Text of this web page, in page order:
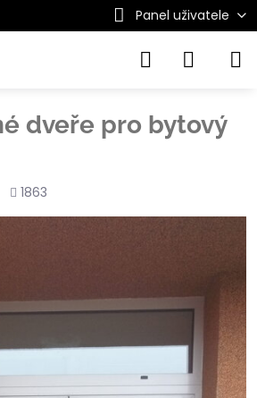
Panel uživatele
dveře pro bytový
Počet
1863